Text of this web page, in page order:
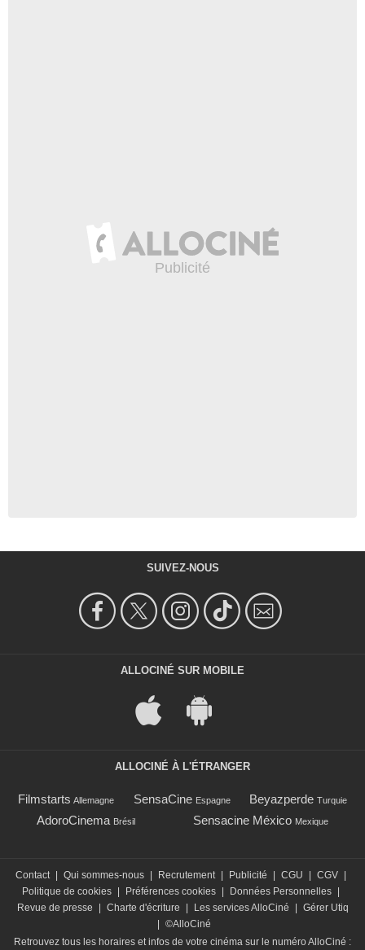
SUIVEZ-NOUS
ALLOCINÉ SUR MOBILE
ALLOCINÉ À L'ÉTRANGER
Filmstarts Allemagne SensaCine Espagne Beyazperde Turquie
AdoroCinema Brésil Sensacine México Mexique
Contact | Qui sommes-nous | Recrutement | Publicité | CGU | CGV |
Politique de cookies | Préférences cookies | Données Personnelles |
Revue de presse
| Charte d'écriture | Les services AlloCiné | Gérer Utiq
| ©AlloCiné
Retrouvez tous les horaires et infos de votre cinéma sur le numéro AlloCiné :